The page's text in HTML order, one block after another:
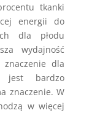
tkanki
energii do
dla płodu
wydajność
dla
jest bardzo
znaczenie. W
w więcej